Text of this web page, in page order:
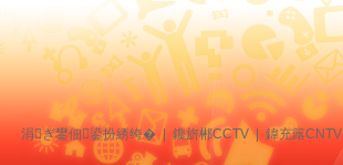
涓ぎ鐢佃鍙扮綉绔� | 鑱旂郴CCTV | 鍏充簬CNTV